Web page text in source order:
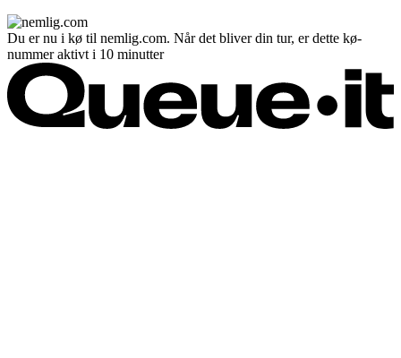
Du er nu i kø til nemlig.com. Når det bliver din tur, er dette kø-
nummer aktivt i 10 minutter